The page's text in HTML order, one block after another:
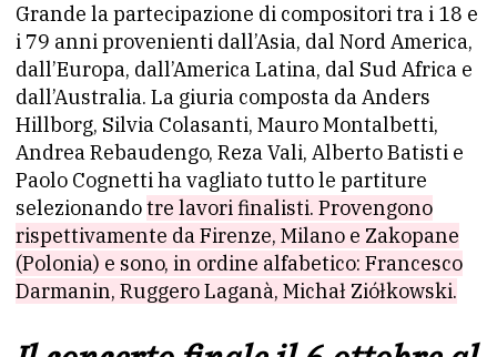
Grande la partecipazione di compositori tra i 18 e
i 79 anni provenienti dall’Asia, dal Nord America,
dall’Europa, dall’America Latina, dal Sud Africa e
dall’Australia. La giuria composta da Anders
Hillborg, Silvia Colasanti, Mauro Montalbetti,
Andrea Rebaudengo, Reza Vali, Alberto Batisti e
Paolo Cognetti ha vagliato tutto le partiture
selezionandotre lavori finalisti. Provengono
rispettivamente da Firenze, Milano e Zakopane
(Polonia) e sono, in ordine alfabetico: Francesco
Darmanin, Ruggero Laganà, Michał Ziółkowski.